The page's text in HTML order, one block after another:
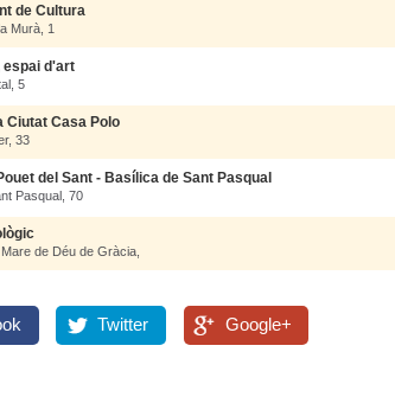
de Cultura
Murà, 1
espai d'art
5
Ciutat Casa Polo
33
del Sant - Basílica de Sant Pasqual
Pasqual, 70
de Déu de Gràcia,
Twitter Google+